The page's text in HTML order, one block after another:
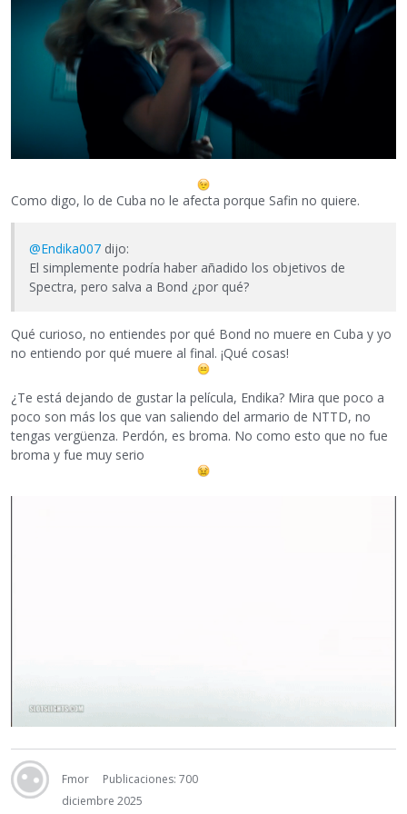
Como digo, lo de Cuba no le afecta porque Safin no quiere.
@Endika007 dijo:
El simplemente podría haber añadido los objetivos de
Spectra, pero salva a Bond ¿por qué?
Qué curioso, no entiendes por qué Bond no muere en Cuba y yo
no entiendo por qué muere al final. ¡Qué cosas!
¿Te está dejando de gustar la película, Endika? Mira que poco a
poco son más los que van saliendo del armario de NTTD, no
tengas vergüenza. Perdón, es broma. No como esto que no fue
broma y fue muy serio
Fmor
Publicaciones: 700
diciembre 2025